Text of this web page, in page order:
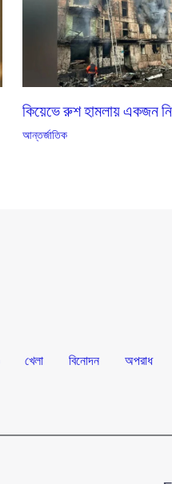
কিয়েভে রুশ হামলায় একজন
আন্তর্জাতিক
খেলা বিনোদন অপরাধ